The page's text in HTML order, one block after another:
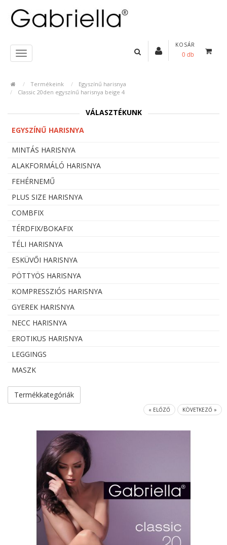
KOSÁR
0 db
Termékeink
Egyszínű harisnya
Classic 20den egyszínű harisnya beige 4
VÁLASZTÉKUNK
EGYSZÍNŰ HARISNYA
MINTÁS HARISNYA
ALAKFORMÁLÓ HARISNYA
FEHÉRNEMŰ
PLUS SIZE HARISNYA
COMBFIX
TÉRDFIX/BOKAFIX
TÉLI HARISNYA
ESKÜVŐI HARISNYA
PÖTTYÖS HARISNYA
KOMPRESSZIÓS HARISNYA
GYEREK HARISNYA
NECC HARISNYA
EROTIKUS HARISNYA
LEGGINGS
MASZK
Termékkategóriák
« ELŐZŐ KÖVETKEZŐ »